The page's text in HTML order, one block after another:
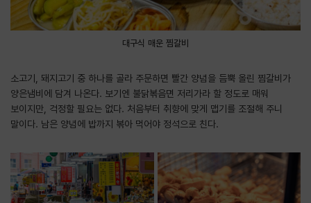
대구식 매운 찜갈비
소고기, 돼지고기 중 하나를 골라 주문하면 빨간 양념을 듬뿍 올린 찜갈비가
양은냄비에 담겨 나온다. 보기엔 불닭볶음면 저리가라 할 정도로 매워
보이지만, 걱정할 필요는 없다. 처음부터 취향에 맞게 맵기를 조절해 주니
말이다. 남은 양념에 밥까지 볶아 먹어야 정석으로 친다.